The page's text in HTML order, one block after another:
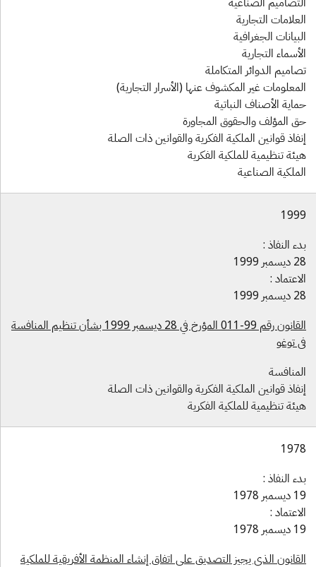
التجارية
الجغرافية
التجارية
الدوائر المتكاملة
غير المكشوف عنها (الأسرار التجارية)
الأصناف النباتية
المؤلف والحقوق المجاورة
قوانين الملكية الفكرية والقوانين ذات الصلة
تنظيمية للملكية الفكرية
الصناعية
النفاذ :
:
القانون رقم 99-011 المؤرخ في 28 ديسمبر 1999 بشأن تنظيم المنافسة
توغو
قوانين الملكية الفكرية والقوانين ذات الصلة
تنظيمية للملكية الفكرية
النفاذ :
:
الذي يجيز التصديق على اتفاق إنشاء المنظمة الأفريقية للملكية